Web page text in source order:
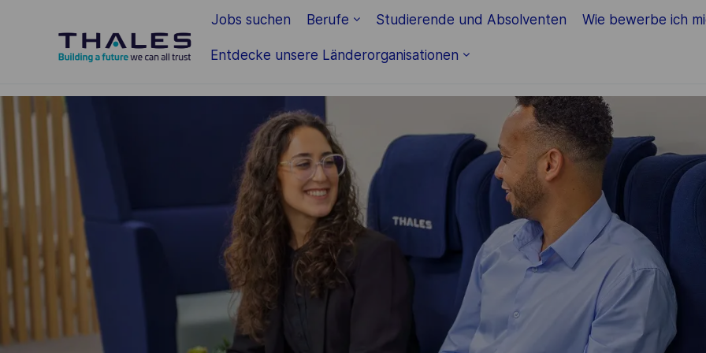
Jobs suchen Berufe Studierende und Absolventen Wie bewerbe ich
Entdecke unsere Länderorganisationen
-